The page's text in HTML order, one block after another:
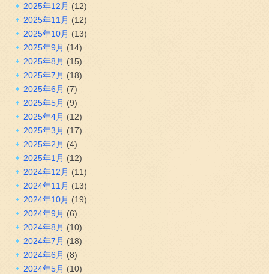
2025年12月 (12)
2025年11月 (12)
2025年10月 (13)
2025年9月 (14)
2025年8月 (15)
2025年7月 (18)
2025年6月 (7)
2025年5月 (9)
2025年4月 (12)
2025年3月 (17)
2025年2月 (4)
2025年1月 (12)
2024年12月 (11)
2024年11月 (13)
2024年10月 (19)
2024年9月 (6)
2024年8月 (10)
2024年7月 (18)
2024年6月 (8)
2024年5月 (10)